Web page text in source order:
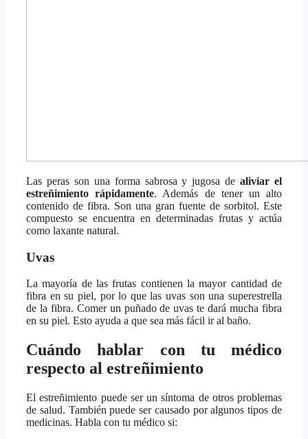
Las peras son una forma sabrosa y jugosa de aliviar el
estreñimiento rápidamente. Además de tener un alto
contenido de fibra. Son una gran fuente de sorbitol. Este
compuesto se encuentra en determinadas frutas y actúa
como laxante natural.
Uvas
La mayoría de las frutas contienen la mayor cantidad de
fibra en su piel, por lo que las uvas son una superestrella
de la fibra. Comer un puñado de uvas te dará mucha fibra
en su piel. Esto ayuda a que sea más fácil ir al baño.
Cuándo hablar con tu médico
respecto al estreñimiento
El estreñimiento puede ser un síntoma de otros problemas
de salud. También puede ser causado por algunos tipos de
medicinas. Habla con tu médico si: